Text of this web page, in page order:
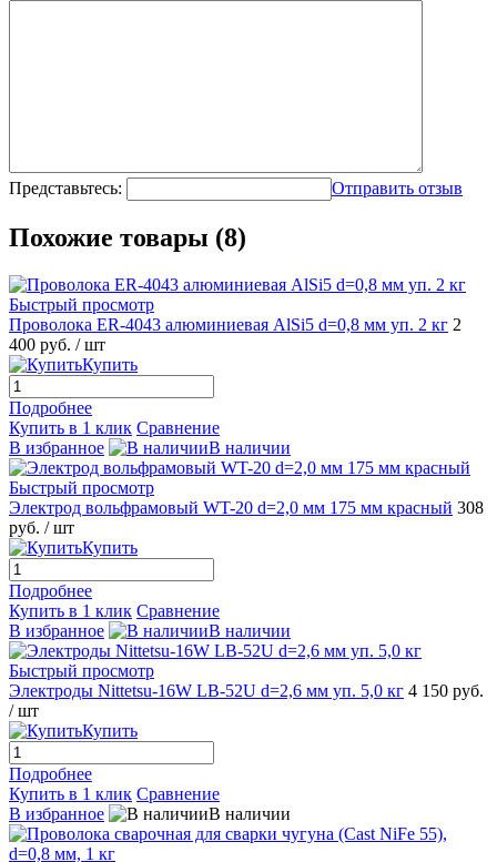
Представьтесь: Отправить отзыв
Похожие товары (8)
Быстрый просмотр
Проволока ER-4043 алюминиевая AlSi5 d=0,8 мм уп. 2 кг 2
400 руб. / шт
Купить
Подробнее
Купить в 1 клик Сравнение
В избранное
В наличии
Быстрый просмотр
Электрод вольфрамовый WT-20 d=2,0 мм 175 мм красный 308
руб. / шт
Купить
Подробнее
Купить в 1 клик Сравнение
В избранное
В наличии
Быстрый просмотр
Электроды Nittetsu-16W LB-52U d=2,6 мм уп. 5,0 кг 4 150 руб.
/ шт
Купить
Подробнее
Купить в 1 клик Сравнение
В избранное
В наличии